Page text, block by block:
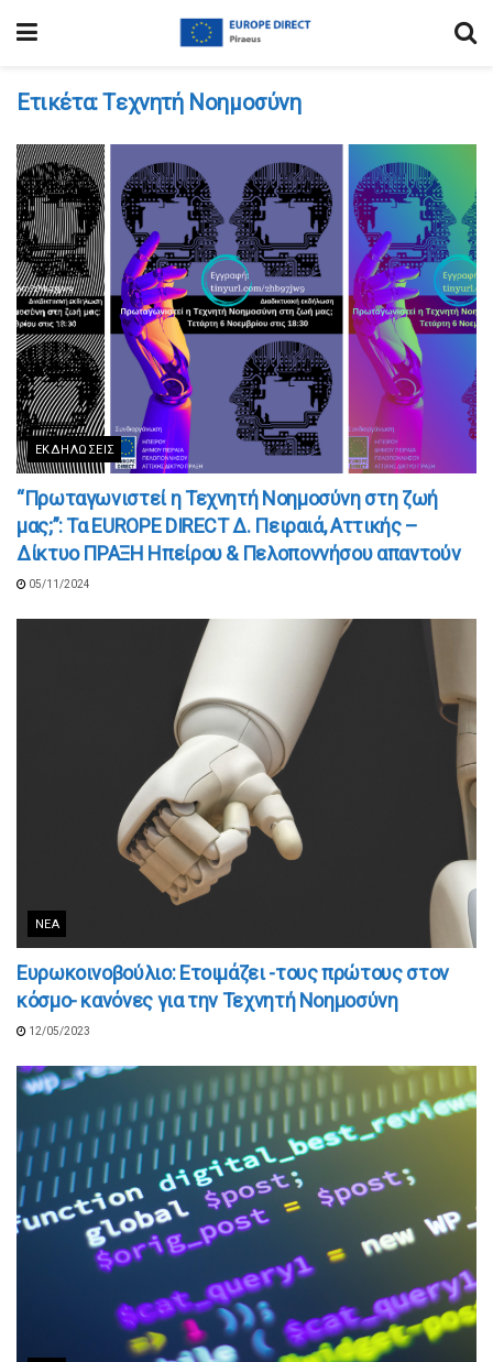
Ετικέτα:Tεχνητή Νοημοσύνη
ΕΚΔΗΛΏΣΕΙΣ
“Πρωταγωνιστεί η Τεχνητή Νοημοσύνη στη ζωή
μας;”: Τα EUROPE DIRECT Δ. Πειραιά, Αττικής –
Δίκτυο ΠΡΑΞΗ Ηπείρου & Πελοποννήσου απαντούν
05/11/2024
ΝΈΑ
Ευρωκοινοβούλιο: Ετοιμάζει -τους πρώτους στον
κόσμο- κανόνες για την Τεχνητή Νοημοσύνη
12/05/2023